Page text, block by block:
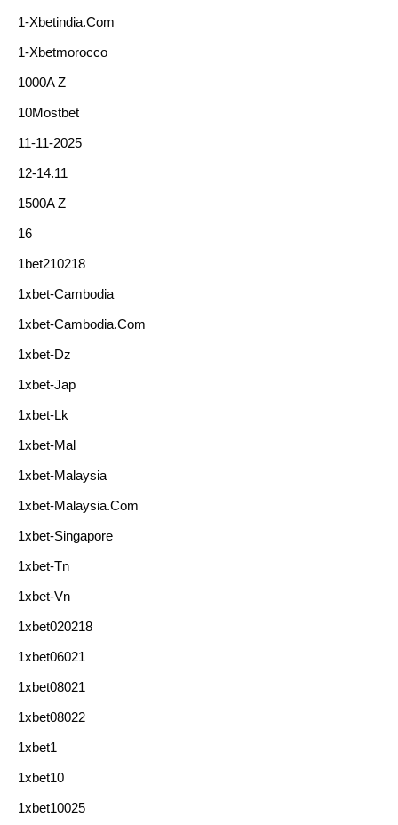
1-Xbetindia.com
1-Xbetmorocco
1000A Z
10Mostbet
11-11-2025
12-14.11
1500A Z
16
1bet210218
1xbet-Cambodia
1xbet-Cambodia.com
1xbet-Dz
1xbet-Jap
1xbet-Lk
1xbet-Mal
1xbet-Malaysia
1xbet-Malaysia.com
1xbet-Singapore
1xbet-Tn
1xbet-Vn
1xbet020218
1xbet06021
1xbet08021
1xbet08022
1xbet1
1xbet10
1xbet10025